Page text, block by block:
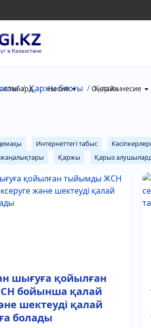
ломбард Несие Онлайн несие
Қаржы блогы Қаржы
Интернеттегі табыс
Қаржы Қарыз
шығуға қойылған
бойынша қалай
шектеуді қалай
болады